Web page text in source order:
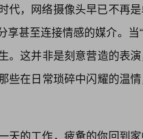
代，网络摄像头早已不再
甚至连接情感的媒介。当
。这并非是刻意营造的表
些在日常琐碎中闪耀的温
天的工作，疲惫的你回到